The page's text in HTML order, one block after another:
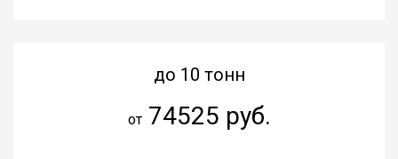
до 10 тонн
от74525 руб.